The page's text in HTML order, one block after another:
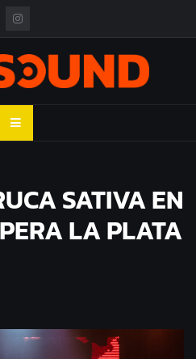
SATIVA EN
LA PLATA